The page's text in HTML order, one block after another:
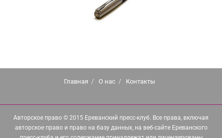
Главная О нас Контакты
Авторское право © 2015 Ереванский пресс-клуб. Все права, включая
авторское право и право на базу данных, на веб-сайте Ереванского